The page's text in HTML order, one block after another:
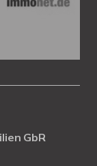
GbR